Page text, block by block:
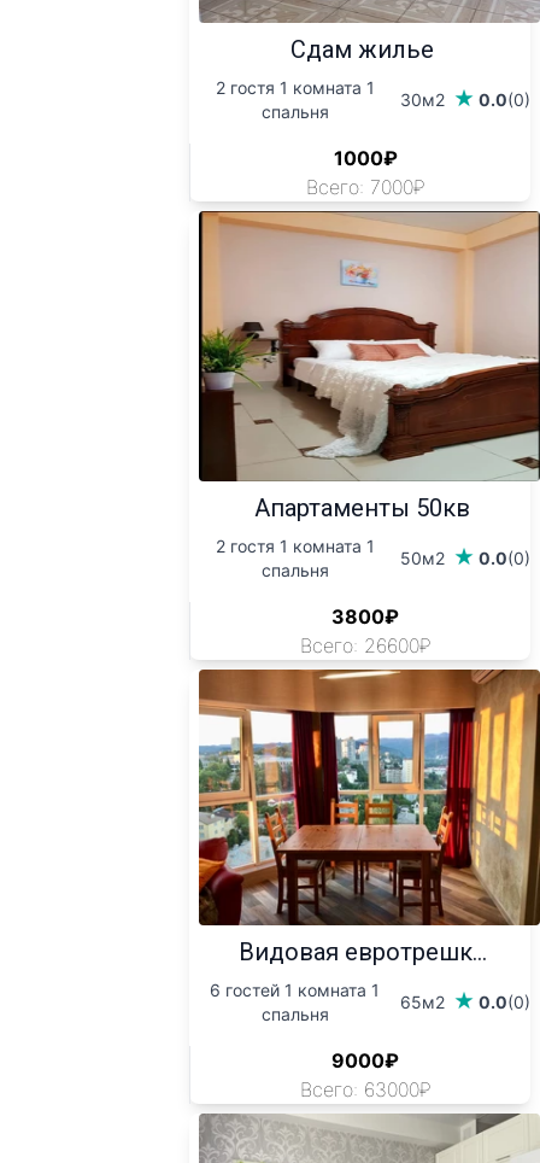
Сдам жилье
2 гостя 1 комната 1
спальня
30м2 0.0(0)
1000₽
Всего: 7000₽
Апартаменты 50кв
2 гостя 1 комната 1
спальня
50м2 0.0(0)
3800₽
Всего: 26600₽
Видовая евротрешк...
6 гостей 1 комната 1
спальня
65м2 0.0(0)
9000₽
Всего: 63000₽